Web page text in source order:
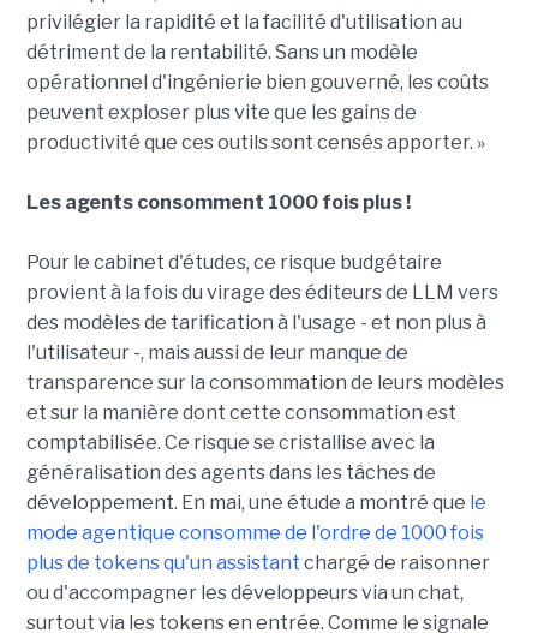
privilégier la rapidité et la facilité d'utilisation au
détriment de la rentabilité. Sans un modèle
opérationnel d'ingénierie bien gouverné, les coûts
peuvent exploser plus vite que les gains de
productivité que ces outils sont censés apporter. »
Les agents consomment 1000 fois plus !
Pour le cabinet d'études, ce risque budgétaire
provient à la fois du virage des éditeurs de LLM vers
des modèles de tarification à l'usage - et non plus à
l'utilisateur -, mais aussi de leur manque de
transparence sur la consommation de leurs modèles
et sur la manière dont cette consommation est
comptabilisée. Ce risque se cristallise avec la
généralisation des agents dans les tâches de
développement. En mai, une étude a montré que le
mode agentique consomme de l'ordre de 1000 fois
plus de tokens qu'un assistant chargé de raisonner
ou d'accompagner les développeurs via un chat,
surtout via les tokens en entrée. Comme le signale